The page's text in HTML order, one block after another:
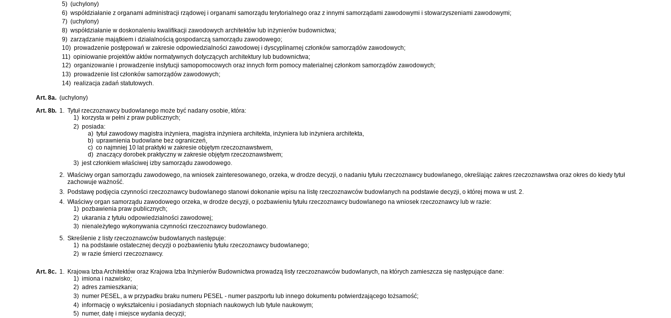
5) (uchylony)
6) współdziałanie z organami administracji rządowej i organami samorządu terytorialnego oraz z innymi samorządami zawodowymi i stowarzyszeniami zawodowymi;
7) (uchylony)
8) współdziałanie w doskonaleniu kwalifikacji zawodowych architektów lub inżynierów budownictwa;
9) zarządzanie majątkiem i działalnością gospodarczą samorządu zawodowego;
10) prowadzenie postępowań w zakresie odpowiedzialności zawodowej i dyscyplinarnej członków samorządów zawodowych;
11) opiniowanie projektów aktów normatywnych dotyczących architektury lub budownictwa;
12) organizowanie i prowadzenie instytucji samopomocowych oraz innych form pomocy materialnej członkom samorządów zawodowych;
13) prowadzenie list członków samorządów zawodowych;
14) realizacja zadań statutowych.
Art. 8a. (uchylony)
Art. 8b. 1. Tytuł rzeczoznawcy budowlanego może być nadany osobie, która:
1) korzysta w pełni z praw publicznych;
2) posiada:
a) tytuł zawodowy magistra inżyniera, magistra inżyniera architekta, inżyniera lub inżyniera architekta,
b) uprawnienia budowlane bez ograniczeń,
c) co najmniej 10 lat praktyki w zakresie objętym rzeczoznawstwem,
d) znaczący dorobek praktyczny w zakresie objętym rzeczoznawstwem;
3) jest członkiem właściwej izby samorządu zawodowego.
2. Właściwy organ samorządu zawodowego, na wniosek zainteresowanego, orzeka, w drodze decyzji, o nadaniu tytułu rzeczoznawcy budowlanego, określając zakres rzeczoznawstwa oraz okres do kiedy tytuł
zachowuje ważność.
3. Podstawę podjęcia czynności rzeczoznawcy budowlanego stanowi dokonanie wpisu na listę rzeczoznawców budowlanych na podstawie decyzji, o której mowa w ust. 2.
4. Właściwy organ samorządu zawodowego orzeka, w drodze decyzji, o pozbawieniu tytułu rzeczoznawcy budowlanego na wniosek rzeczoznawcy lub w razie:
1) pozbawienia praw publicznych;
2) ukarania z tytułu odpowiedzialności zawodowej;
3) nienależytego wykonywania czynności rzeczoznawcy budowlanego.
5.
Skreślenie z listy rzeczoznawców budowlanych następuje:
1) na podstawie ostatecznej decyzji o pozbawieniu tytułu rzeczoznawcy budowlanego;
2) w razie śmierci rzeczoznawcy.
Art. 8c. 1. Krajowa Izba Architektów oraz Krajowa Izba Inżynierów Budownictwa prowadzą listy rzeczoznawców budowlanych, na których zamieszcza się następujące dane:
1) imiona i nazwisko;
2) adres zamieszkania;
3) numer PESEL, a w przypadku braku numeru PESEL - numer paszportu lub innego dokumentu potwierdzającego tożsamość;
4) informację o wykształceniu i posiadanych stopniach naukowych lub tytule naukowym;
5) numer, datę i miejsce wydania decyzji;